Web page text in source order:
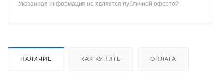
Указанная информация не является публичной офертой
НАЛИЧИЕ КАК КУПИТЬ ОПЛАТА